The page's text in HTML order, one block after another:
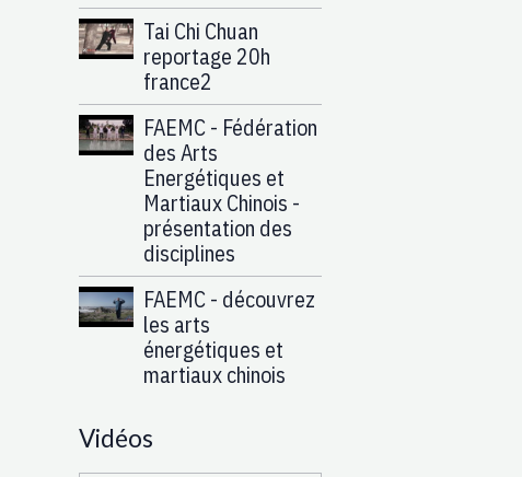
Tai Chi Chuan
reportage 20h
france2
FAEMC - Fédération
des Arts
Energétiques et
Martiaux Chinois -
présentation des
disciplines
FAEMC - découvrez
les arts
énergétiques et
martiaux chinois
Vidéos